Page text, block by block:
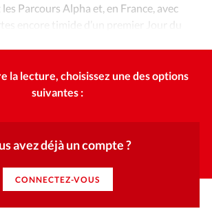
Parcours Alpha et, en France, avec
encore timide d’un premier Jour du
la lecture, choisissez une des options
suivantes :
avez déjà un compte ?
CONNECTEZ-VOUS